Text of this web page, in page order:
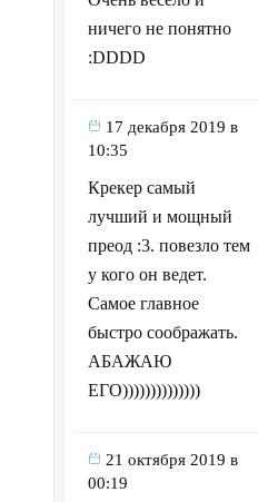
ничего не понятно
:DDDD
17 декабря 2019 в
10:35
Крекер самый
лучший и мощный
преод :3. повезло тем
у кого он ведет.
Самое главное
быстро соображать.
АБАЖАЮ
ЕГО))))))))))))))
21 октября 2019 в
00:19